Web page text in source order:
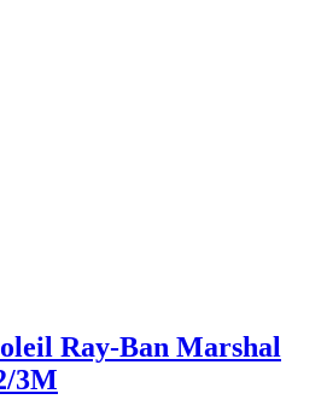
Ray-Ban Marshal
3M